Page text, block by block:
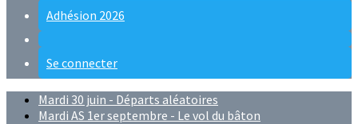
Adhésion 2026
Se connecter
Mardi 30 juin - Départs aléatoires
Mardi AS 1er septembre - Le vol du bâton